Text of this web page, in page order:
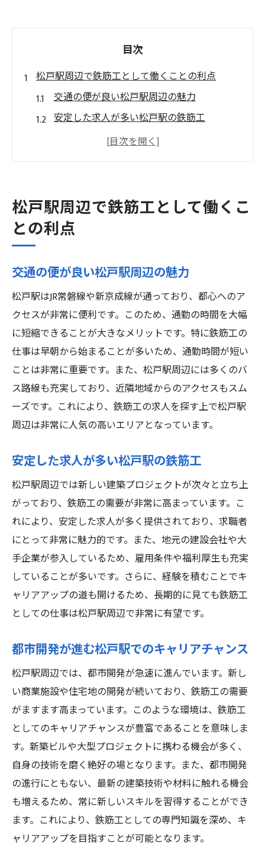
目次
松戸駅周辺で鉄筋工として働くことの利点
交通の便が良い松戸駅周辺の魅力
安定した求人が多い松戸駅の鉄筋工
都市開発が進む松戸駅でのキャリアチャン
松戸駅の豊富なスキルアップ機会
交通時間を節約できる松戸駅周辺の利便性
鉄筋工として松戸駅周辺でキャリアを築く方法
松戸駅での研修制度とその活用法
資格取得支援を活かしたスキルアップ
鉄筋工としての現場経験の積み方
業界ネットワークの広げ方
松戸駅周辺でのキャリアアップ事例
松戸駅周辺の鉄筋工求人が人気の理由
通勤の便が良い求人の多さ
未経験者でも応募可能な求人の魅力
企業による研修制度の充実
資格取得をサポートする制度
安定した求人とその人気の理由
鉄筋工の仕事が見つかる松戸駅エリアの魅力
再開発が進む松戸駅の現場
新築プロジェクトの豊富さ
交通の便が良い松戸駅の立地
求人情報の探し方と活用方法
キャリアアップに繋がる求人の見つけ方
松戸駅周辺の鉄筋工求人が安定している理由
都市開発がもたらす求人安定性
地元企業の鉄筋工需要
再開発プロジェクトの継続性
安定的な求人が魅力の理由
スキルアップ支援が充実した企業
安定した求人に応募するポイント
鉄筋工として松戸駅周辺でスキルアップする方
法
松戸駅周辺で鉄筋工として働くこ
との利点
交通の便が良い松戸駅周辺の魅力
松戸駅はJR常磐線や新京成線が通っており、都心へのア
クセスが非常に便利です。このため、通勤の時間を大幅
に短縮できることが大きなメリットです。特に鉄筋工の
仕事は早朝から始まることが多いため、通勤時間が短い
ことは非常に重要です。また、松戸駅周辺には多くのバ
ス路線も充実しており、近隣地域からのアクセスもスム
ーズです。これにより、鉄筋工の求人を探す上で松戸駅
周辺は非常に人気の高いエリアとなっています。
安定した求人が多い松戸駅の鉄筋工
松戸駅周辺では新しい建築プロジェクトが次々と立ち上
がっており、鉄筋工の需要が非常に高まっています。こ
れにより、安定した求人が多く提供されており、求職者
にとって非常に魅力的です。また、地元の建設会社や大
手企業が参入しているため、雇用条件や福利厚生も充実
していることが多いです。さらに、経験を積むことでキ
ャリアアップの道も開けるため、長期的に見ても鉄筋工
としての仕事は松戸駅周辺で非常に有望です。
都市開発が進む松戸駅でのキャリアチャンス
松戸駅周辺では、都市開発が急速に進んでいます。新し
い商業施設や住宅地の開発が続いており、鉄筋工の需要
がますます高まっています。このような環境は、鉄筋工
としてのキャリアチャンスが豊富であることを意味しま
す。新築ビルや大型プロジェクトに携わる機会が多く、
自身の技術を磨く絶好の場となります。また、都市開発
の進行にともない、最新の建築技術や材料に触れる機会
も増えるため、常に新しいスキルを習得することができ
ます。これにより、鉄筋工としての専門知識を深め、キ
ャリアアップを目指すことが可能となります。